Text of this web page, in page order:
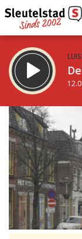
STRAKS:
De
18.00 - 19.00 uur
Vorig uur
Inklappen